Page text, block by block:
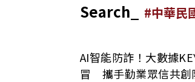
Search_ #中華民
AI智能防詐！大數據
冒 攜手勤業眾信共創